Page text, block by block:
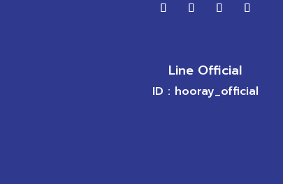
Line Official
ID : hooray_official